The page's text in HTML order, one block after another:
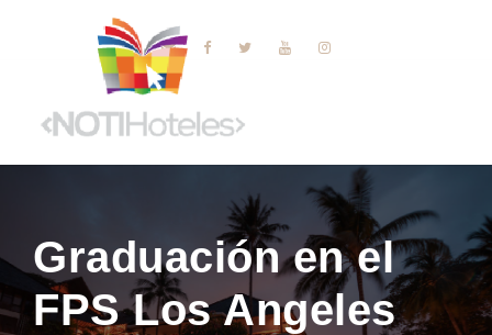
Graduación en el
FPS Los Angeles